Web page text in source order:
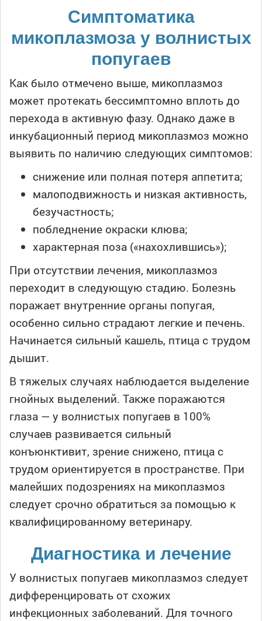
Симптоматика
микоплазмоза у волнистых
попугаев
Как было отмечено выше, микоплазмоз
может протекать бессимптомно вплоть до
перехода в активную фазу. Однако даже в
инкубационный период микоплазмоз можно
выявить по наличию следующих симптомов:
снижение или полная потеря аппетита;
малоподвижность и низкая активность,
безучастность;
побледнение окраски клюва;
характерная поза («нахохлившись»);
При отсутствии лечения, микоплазмоз
переходит в следующую стадию. Болезнь
поражает внутренние органы попугая,
особенно сильно страдают легкие и печень.
Начинается сильный кашель, птица с трудом
дышит.
В тяжелых случаях наблюдается выделение
гнойных выделений. Также поражаются
глаза — у волнистых попугаев в 100%
случаев развивается сильный
конъюнктивит, зрение снижено, птица с
трудом ориентируется в пространстве. При
малейших подозрениях на микоплазмоз
следует срочно обратиться за помощью к
квалифицированному ветеринару.
Диагностика и лечение
У волнистых попугаев микоплазмоз следует
дифференцировать от схожих
инфекционных заболеваний. Для точного